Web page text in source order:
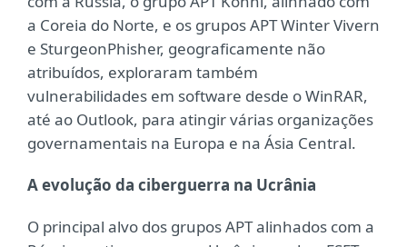
a Coreia do Norte, e os grupos APT Winter Vivern
e SturgeonPhisher, geograficamente não
atribuídos, exploraram também
vulnerabilidades em software desde o WinRAR,
até ao Outlook, para atingir várias organizações
governamentais na Europa e na Ásia Central.
A evolução da ciberguerra na Ucrânia
O principal alvo dos grupos APT alinhados com a